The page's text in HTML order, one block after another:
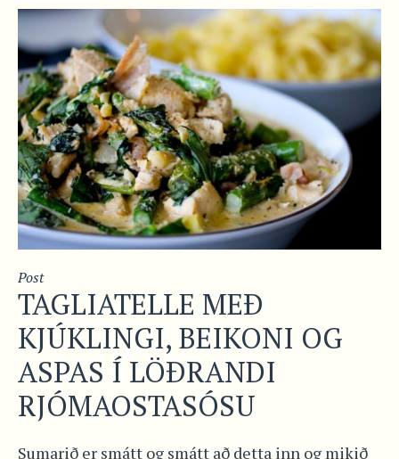
Post
TAGLIATELLE MEÐ
KJÚKLINGI, BEIKONI OG
ASPAS Í LÖÐRANDI
RJÓMAOSTASÓSU
Sumarið er smátt og smátt að detta inn og mikið